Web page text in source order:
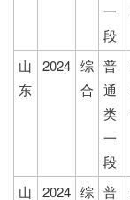
一
段
山
东
2024 综
合
普
通
类
一
段
山
2024 综 普